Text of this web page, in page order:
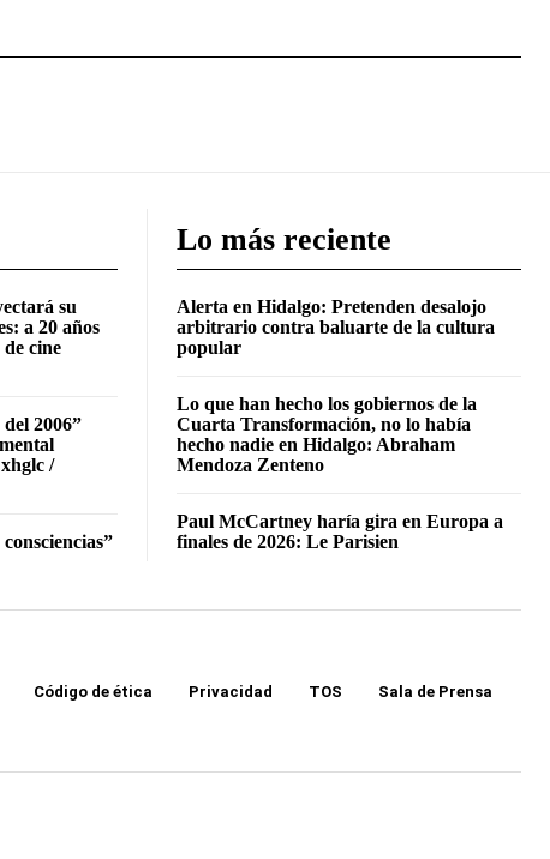
su
a 20 años
de cine
2006”
/
Lo más reciente
Alerta en Hidalgo: Pretenden desalojo
arbitrario contra baluarte de la cultura
popular
Lo que han hecho los gobiernos de la
Cuarta Transformación, no lo había
hecho nadie en Hidalgo: Abraham
Mendoza Zenteno
Paul McCartney haría gira en Europa a
finales de 2026: Le Parisien
Código de ética Privacidad TOS Sala de Prensa